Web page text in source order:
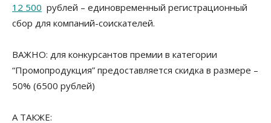
12 500 рублей – единовременный регистрационный
сбор для компаний-соискателей.
ВАЖНО: для конкурсантов премии в категории
“Промопродукция” предоставляется скидка в размере –
50% (6500 рублей)
А ТАКЖЕ: